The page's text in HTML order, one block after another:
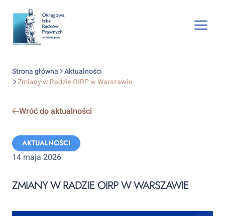
Open
Strona główna
Aktualności
Zmiany w Radzie OIRP w Warszawie
Wróć do aktualności
Categories:
AKTUALNOŚCI
14 maja 2026
ZMIANY W RADZIE OIRP W WARSZAWIE